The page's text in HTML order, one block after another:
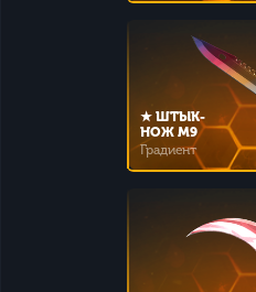
★ ШТЫК-
НОЖ M9
Градиент